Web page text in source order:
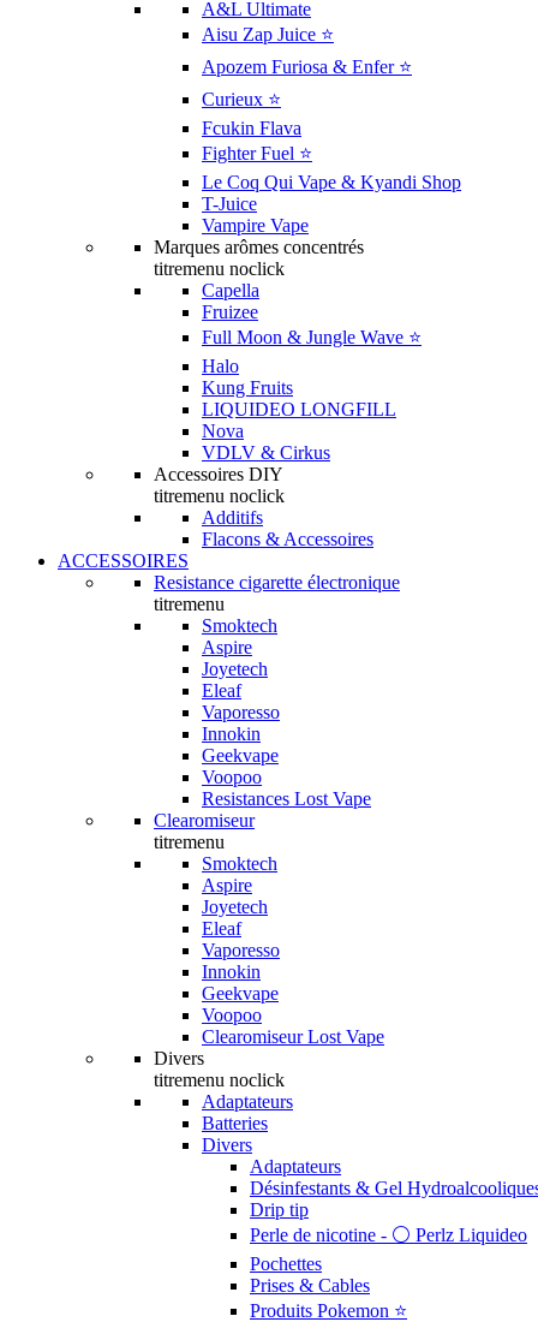
A&L Ultimate
Aisu Zap Juice ⭐️
Apozem Furiosa & Enfer ⭐️
Curieux ⭐️
Fcukin Flava
Fighter Fuel ⭐️
Le Coq Qui Vape & Kyandi Shop
T-Juice
Vampire Vape
Marques arômes concentrés
titremenu noclick
Capella
Fruizee
Full Moon & Jungle Wave ⭐️
Halo
Kung Fruits
LIQUIDEO LONGFILL
Nova
VDLV & Cirkus
Accessoires DIY
titremenu noclick
Additifs
Flacons & Accessoires
ACCESSOIRES
Resistance cigarette électronique
titremenu
Smoktech
Aspire
Joyetech
Eleaf
Vaporesso
Innokin
Geekvape
Voopoo
Resistances Lost Vape
Clearomiseur
titremenu
Smoktech
Aspire
Joyetech
Eleaf
Vaporesso
Innokin
Geekvape
Voopoo
Clearomiseur Lost Vape
Divers
titremenu noclick
Adaptateurs
Batteries
Divers
Adaptateurs
Désinfestants & Gel
Drip tip
Perle de nicotine - ⚪️ Perlz Liquideo
Pochettes
Prises & Cables
Produits Pokemon ⭐️